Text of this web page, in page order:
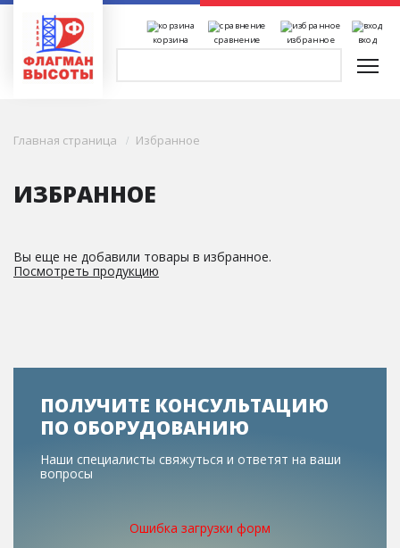
корзина сравнение избранное вход
Главная страница Избранное
ИЗБРАННОЕ
Вы еще не добавили товары в избранное.
Посмотреть продукцию
ПОЛУЧИТЕ КОНСУЛЬТАЦИЮ
ПО ОБОРУДОВАНИЮ
Наши специалисты свяжуться и ответят на ваши
вопросы
Ошибка загрузки форм